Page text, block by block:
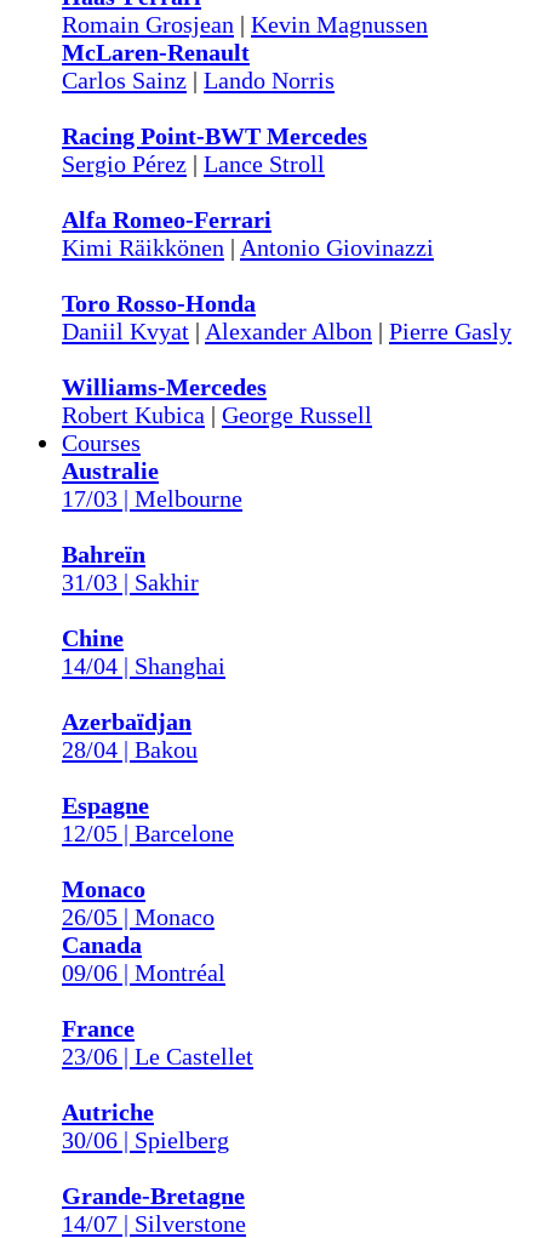
Romain Grosjean | Kevin Magnussen
McLaren-Renault
Carlos Sainz | Lando Norris
Racing Point-BWT Mercedes
Sergio Pérez | Lance Stroll
Alfa Romeo-Ferrari
Kimi Räikkönen | Antonio Giovinazzi
Toro Rosso-Honda
Daniil Kvyat | Alexander Albon | Pierre Gasly
Williams-Mercedes
Robert Kubica | George Russell
Courses
Australie
17/03 | Melbourne
Bahreïn
31/03 | Sakhir
Chine
14/04 | Shanghai
Azerbaïdjan
28/04 | Bakou
Espagne
12/05 | Barcelone
Monaco
26/05 | Monaco
Canada
09/06 | Montréal
France
23/06 | Le Castellet
Autriche
30/06 | Spielberg
Grande-Bretagne
14/07 | Silverstone